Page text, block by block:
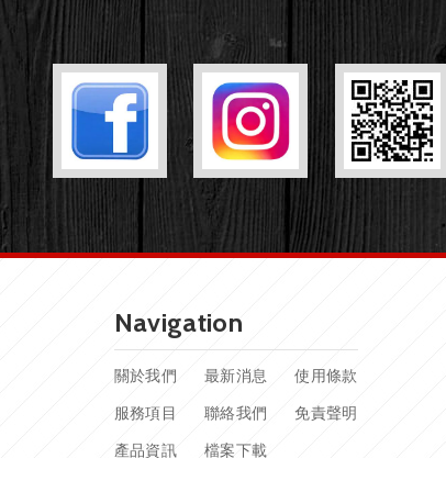
Navigation
關於我們
服務項目
產品資訊
最新消息
聯絡我們
檔案下載
使用條款
免責聲明